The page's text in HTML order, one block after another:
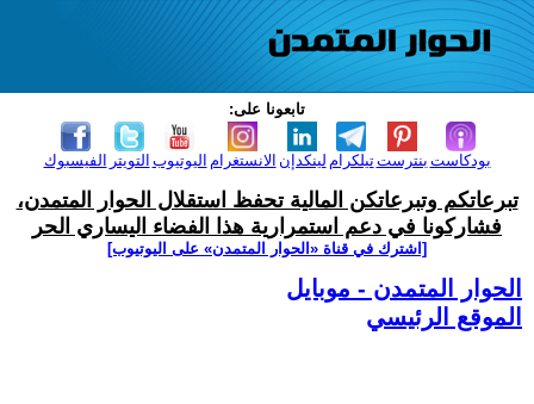
تابعونا على:
الفيسبوك التويتر اليوتيوب الانستغرام لينكدإن تيلكرامبنترست بودكاست
تبرعاتكم وتبرعاتكن المالية تحفظ استقلال الحوار المتمدن،
فشاركونا في دعم استمرارية هذا الفضاء اليساري الحر
[اشترك في قناة ‫«الحوار المتمدن» على اليوتيوب]
الحوار المتمدن - موبايل
الموقع الرئيسي